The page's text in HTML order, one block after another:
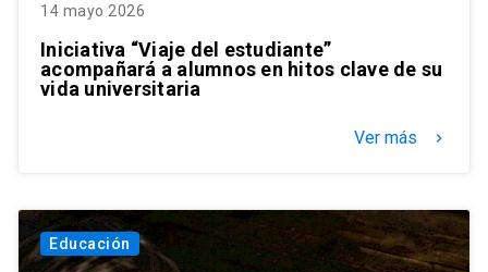
14 mayo 2026
Iniciativa “Viaje del estudiante”
acompañará a alumnos en hitos clave de su
vida universitaria
Ver más keyboard_arrow_right
Educación